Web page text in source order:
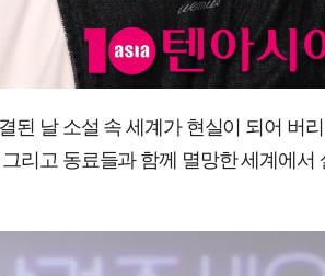
된 날 소설 속 세계가 현실이 되어 버
그리고 동료들과 함께 멸망한 세계에서